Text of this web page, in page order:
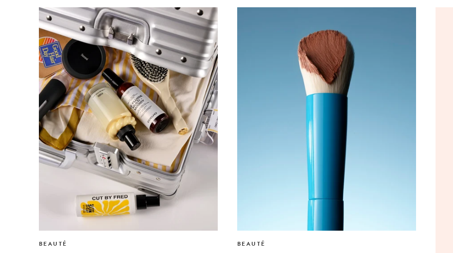
BEAUTÉ BEAUTÉ